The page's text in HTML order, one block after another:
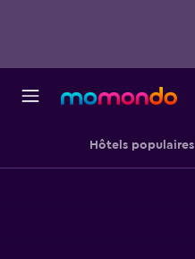
Hôtels populaires